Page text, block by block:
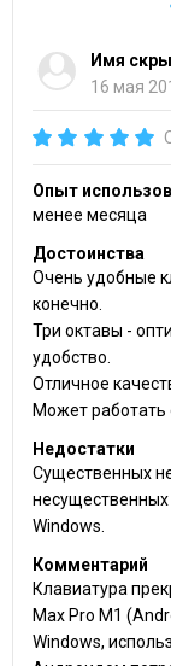
Имя
16 мая
Опыт
менее месяца
Достоинства
Очень удобные
конечно.
Три октавы -
удобство.
Отличное
Может работать
Недостатки
Существенных
Windows.
Комментарий
Клавиатура
Max Pro M1
Windows,